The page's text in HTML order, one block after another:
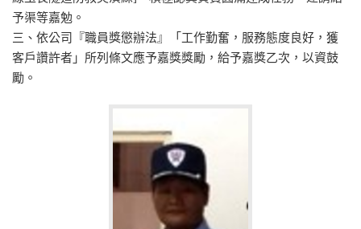
予渠等嘉勉。
三、依公司『職員獎懲辦法』「工作勤奮，服務態度良好，獲
客戶讚許者」所列條文應予嘉獎獎勵，給予嘉獎乙次，以資鼓
勵。